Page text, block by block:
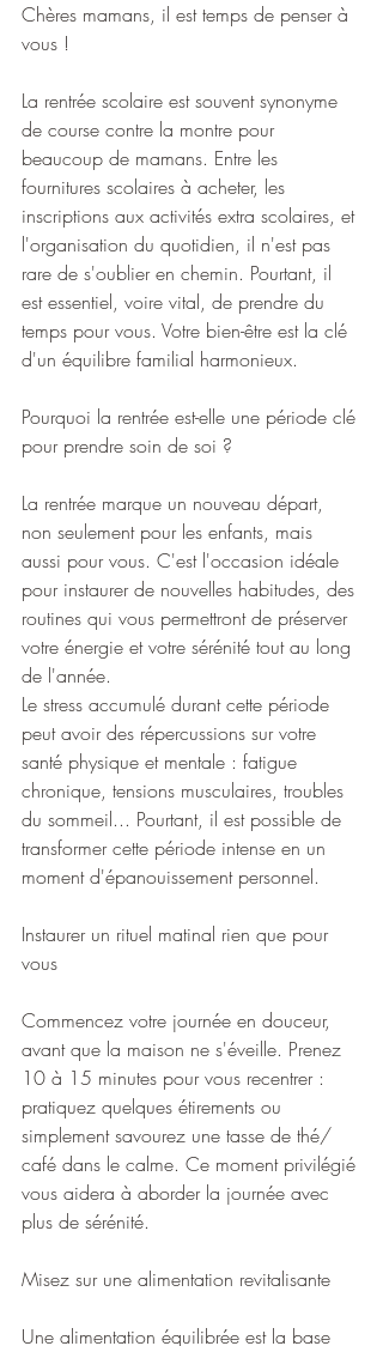
Chères mamans, il est temps de penser à
vous !
La rentrée scolaire est souvent synonyme
de course contre la montre pour
beaucoup de mamans. Entre les
fournitures scolaires à acheter, les
inscriptions aux activités extra scolaires, et
l'organisation du quotidien, il n'est pas
rare de s'oublier en chemin. Pourtant, il
est essentiel, voire vital, de prendre du
temps pour vous. Votre bien-être est la clé
d'un équilibre familial harmonieux.
Pourquoi la rentrée est-elle une période clé
pour prendre soin de soi ?
La rentrée marque un nouveau départ,
non seulement pour les enfants, mais
aussi pour vous. C'est l'occasion idéale
pour instaurer de nouvelles habitudes, des
routines qui vous permettront de préserver
votre énergie et votre sérénité tout au long
de l'année.
Le stress accumulé durant cette période
peut avoir des répercussions sur votre
santé physique et mentale : fatigue
chronique, tensions musculaires, troubles
du sommeil... Pourtant, il est possible de
transformer cette période intense en un
moment d'épanouissement personnel.
Instaurer un rituel matinal rien que pour
vous
Commencez votre journée en douceur,
avant que la maison ne s'éveille. Prenez
10 à 15 minutes pour vous recentrer :
pratiquez quelques étirements ou
simplement savourez une tasse de thé/
café dans le calme. Ce moment privilégié
vous aidera à aborder la journée avec
plus de sérénité.
Misez sur une alimentation revitalisante
Une alimentation équilibrée est la base